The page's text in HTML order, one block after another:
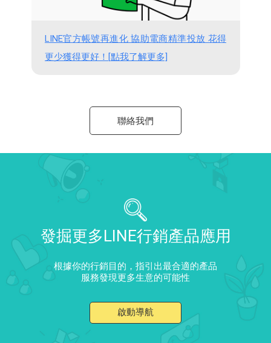
LINE官方帳號再進化 協助電商精準投放 花得
更少獲得更好！[點我了解更多]
聯絡我們
發掘更多LINE行銷產品應用
根據你的行銷目的，指引出最合適的產品
服務發現更多生意的可能性
啟動導航